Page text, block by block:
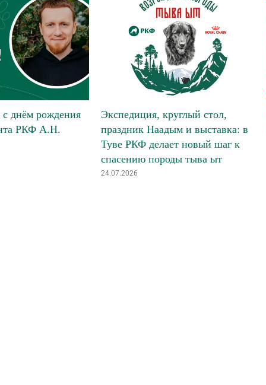
с днём рождения
РКФ А.Н.
Экспедиция, круглый стол,
праздник Наадым и выставка: в
Туве РКФ делает новый шаг к
спасению породы тыва ыт
24.07.2026